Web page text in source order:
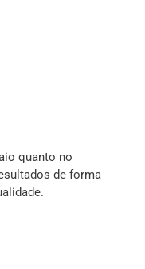
quanto no
de forma